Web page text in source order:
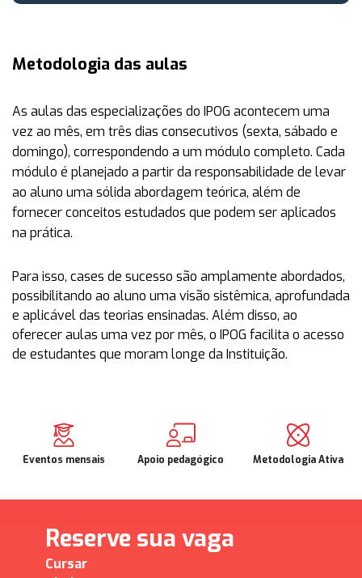
Metodologia das aulas
As aulas das especializações do IPOG acontecem uma
vez ao mês, em três dias consecutivos (sexta, sábado e
domingo), correspondendo a um módulo completo. Cada
módulo é planejado a partir da responsabilidade de levar
ao aluno uma sólida abordagem teórica, além de
fornecer conceitos estudados que podem ser aplicados
na prática.
Para isso, cases de sucesso são amplamente abordados,
possibilitando ao aluno uma visão sistêmica, aprofundada
e aplicável das teorias ensinadas. Além disso, ao
oferecer aulas uma vez por mês, o IPOG facilita o acesso
de estudantes que moram longe da Instituição.
Eventos mensais Apoio pedagógico Metodologia Ativa
Reserve sua vaga
Cursar